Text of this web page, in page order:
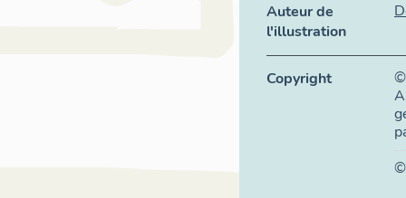
Auteur de
l'illustration
Copyright
©